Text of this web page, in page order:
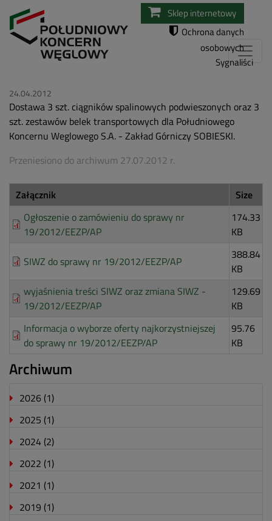
Przejdź
do
Sklep internetowy
Ochrona danych
osobowych
Sygnaliści
24.04.2012
Dostawa 3 szt. ciągników spalinowych podwieszonych oraz 3
szt. zestawów belek transportowych dla Południowego
Koncernu Weglowego S.A. - Zakład Górniczy SOBIESKI.
Przeniesiono do archiwum 27.07.2012 r.
Załącznik
Size
Ogłoszenie o zamówieniu do sprawy nr
19/2012/EEZP/AP
174.33
KB
SIWZ do sprawy nr 19/2012/EEZP/AP
388.84
KB
wyjaśnienia treści SIWZ oraz zmiana SIWZ -
19/2012/EEZP/AP
129.69
KB
Informacja o wyborze oferty najkorzystniejszej
do sprawy nr 19/2012/EEZP/AP
95.76
KB
Archiwum
2026 (1)
2025 (1)
2024 (2)
2022 (1)
2021 (1)
2019 (1)